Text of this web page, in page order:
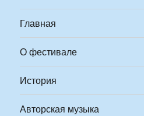
Главная
О фестивале
История
Авторская музыка